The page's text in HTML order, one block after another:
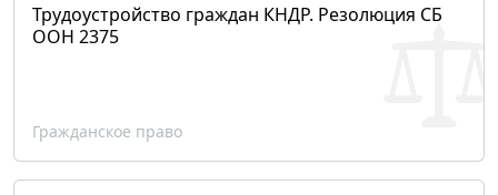
Трудоустройство граждан КНДР. Резолюция СБ
ООН 2375
Гражданское право